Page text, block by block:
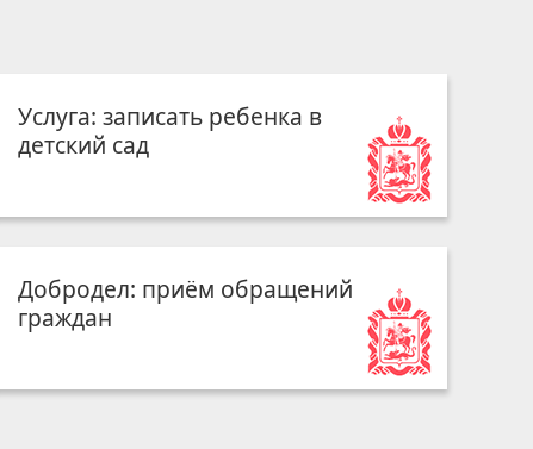
Услуга: записать ребенка в
детский сад
Добродел: приём обращений
граждан